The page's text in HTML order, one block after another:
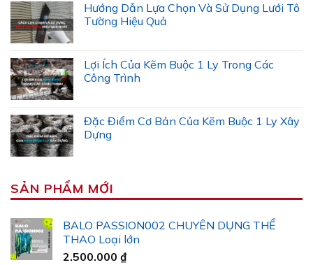
Hướng Dẫn Lựa Chọn Và Sử Dụng Lưới Tô
Tường Hiệu Quả
Lợi Ích Của Kẽm Buộc 1 Ly Trong Các
Công Trình
Đặc Điểm Cơ Bản Của Kẽm Buộc 1 Ly Xây
Dựng
SẢN PHẨM MỚI
BALO PASSION002 CHUYÊN DỤNG THỂ
THAO Loại lớn
2.500.000 ₫